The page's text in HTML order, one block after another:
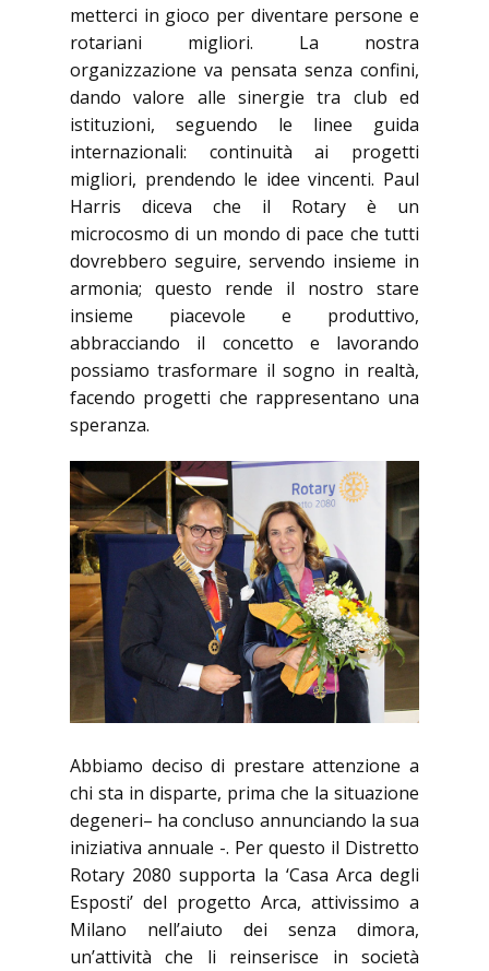
metterci in gioco per diventare persone e
rotariani migliori. La nostra
organizzazione va pensata senza confini,
dando valore alle sinergie tra club ed
istituzioni, seguendo le linee guida
internazionali: continuità ai progetti
migliori, prendendo le idee vincenti. Paul
Harris diceva che il Rotary è un
microcosmo di un mondo di pace che tutti
dovrebbero seguire, servendo insieme in
armonia; questo rende il nostro stare
insieme piacevole e produttivo,
abbracciando il concetto e lavorando
possiamo trasformare il sogno in realtà,
facendo progetti che rappresentano una
speranza.
Abbiamo deciso di prestare attenzione a
chi sta in disparte, prima che la situazione
degeneri– ha concluso annunciando la sua
iniziativa annuale -. Per questo il Distretto
Rotary 2080 supporta la ‘Casa Arca degli
Esposti’ del progetto Arca, attivissimo a
Milano nell’aiuto dei senza dimora,
un’attività che li reinserisce in società